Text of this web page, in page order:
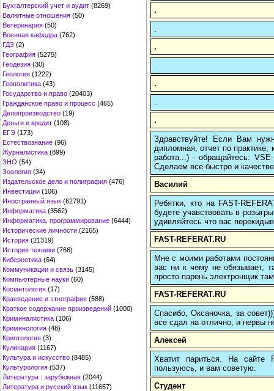
Бухгалтерский учет и аудит (8269)
Валютные отношения (50)
Ветеринария (50)
Военная кафедра (762)
ГДЗ (2)
География (5275)
Геодезия (30)
Геология (1222)
Геополитика (43)
Государство и право (20403)
Гражданское право и процесс (465)
Делопроизводство (19)
Деньги и кредит (108)
ЕГЭ (173)
Естествознание (96)
Журналистика (899)
ЗНО (54)
Зоология (34)
Издательское дело и полиграфия (476)
Инвестиции (106)
Иностранный язык (62791)
Информатика (3562)
Информатика, программирование (6444)
Исторические личности (2165)
История (21319)
История техники (766)
Кибернетика (64)
Коммуникации и связь (3145)
Компьютерные науки (60)
Косметология (17)
Краеведение и этнография (588)
Краткое содержание произведений (1000)
Криминалистика (106)
Криминология (48)
Криптология (3)
Кулинария (1167)
Культура и искусство (8485)
Культурология (537)
Литература : зарубежная (2044)
Литература и русский язык (11657)
.
.
.
.
Здравствуйте! Если Вам
дипломная, отчет по
работа...) - обращайтесь:
Сделаем все быстро и
Василий
Ребятки, кто на FAST-
будете учавствовать в
удивляйтесь что вас
FAST-REFERAT.RU
Мне с моими работами
вас ни к чему не обязывает,
просто парень электронщик
FAST-REFERAT.RU
Спасибо, Оксаночка, за
все сдал на отлично, и нервы
Алексей
Хватит париться. На
пользуюсь, и вам советую.
Студент